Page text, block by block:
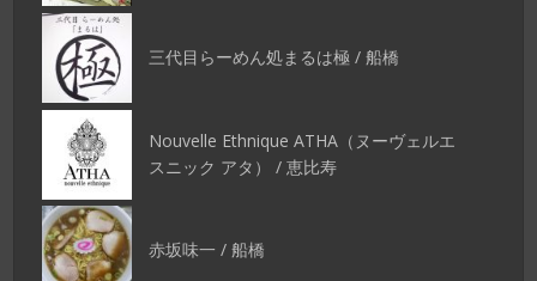
三代目らーめん処まるは極 / 船橋
Nouvelle Ethnique ATHA（ヌーヴェルエ
スニック アタ） / 恵比寿
赤坂味一 / 船橋